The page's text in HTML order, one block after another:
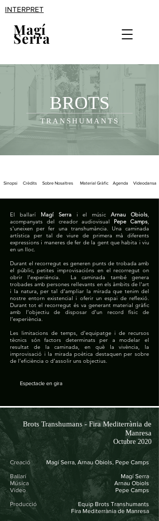
Serra
Magí
INTERPRET
BROTS
TRANSHUMANTS
Sinopsi Crèdits Sobre Nosaltres Material Gràfic Agenda Videodansa
El ballarí Magí Serrai el músicArnau Obiols,
acompanyats del creador audiovisual Pepe Camps,
s'uneixen per fer una transhumància. Una caminada
artística per tal de viure de primera mà diferents
expressions i maneres de fer de la gent que habita i viu
en un lloc.
Durant el recorregut es generen punts de trobada amb
el públic, petites improvisacións en el recorregut on
obrir l’experiència. La caminada també genera
trobades amb persones rellevants en els àmbits de l'art
i la natura, per tal d’ampliar la mirada que tenim del
nostre entorn existencial i oferir un espai de reflexió.
Durant tot el recorregut és va generant material gràfic
amb l’objectiu de disposar d’un record físic de
l’experiència.
Les limitacions de temps, d'equipatge i de recursos
tècnics són factors determinats per a modelar el
resultat de la caminada, en què la vivència, la
improvisació i la mirada poètica destaquen per sobre
de l’eficiència o d’assolir uns objectius.
Espectacle en gira
Brots Transhumans - Fira Mediterrània de
Manresa
Octubre 2020
Creació
Ballarí
Música
Vídeo
Producció
Magí Serra, Arnau Obiols, Pepe Camps
Magí Serra
Arnau Obiols
Pepe Camps
Equip Brots Transhumants
Fira Mediterrània de Manresa